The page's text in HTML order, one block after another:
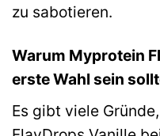
zu sabotieren.
Warum Myprotein
erste Wahl sein
Es gibt viele